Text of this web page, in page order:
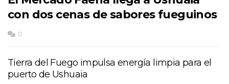
con dos cenas de sabores fueguinos
0
Tierra del Fuego impulsa energía limpia para el
puerto de Ushuaia